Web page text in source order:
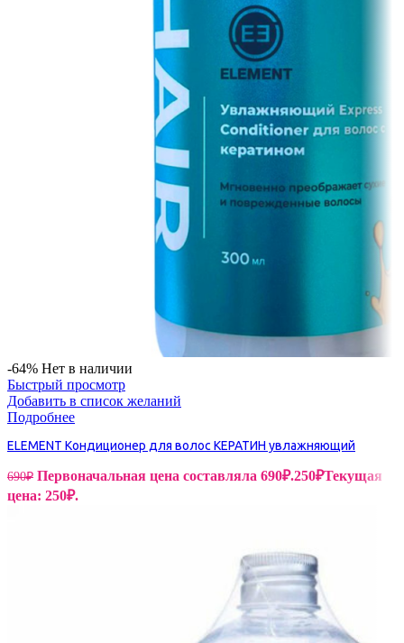
-64% Нет в наличии
Быстрый просмотр
Добавить в список желаний
Подробнее
ELEMENT Кондиционер для волос КЕРАТИН увлажняющий
690₽ Первоначальная цена составляла 690₽.250₽Текущая
цена: 250₽.